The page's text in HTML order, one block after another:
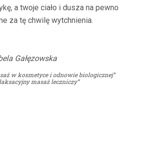
a twoje ciało i dusza na pewno
za tę chwilę wytchnienia.
Gałęzowska
w kosmetyce i odnowie biologicznej”
masaż leczniczy”